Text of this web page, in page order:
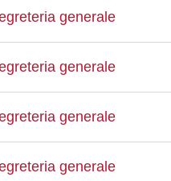
generale
generale
generale
generale